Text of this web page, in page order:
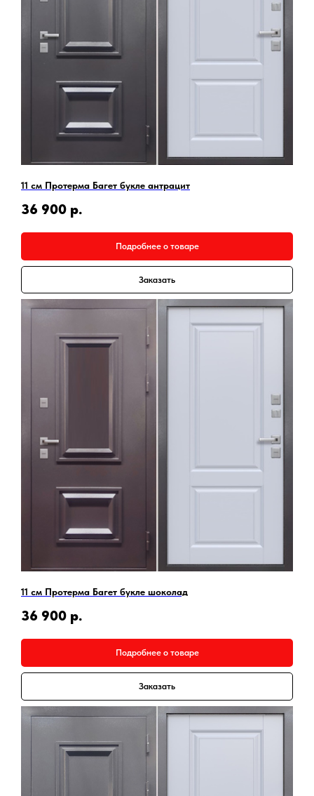
11 см Протерма Багет букле антрацит
36 900 р.
Подробнее о товаре
Заказать
11 см Протерма Багет букле шоколад
36 900 р.
Подробнее о товаре
Заказать